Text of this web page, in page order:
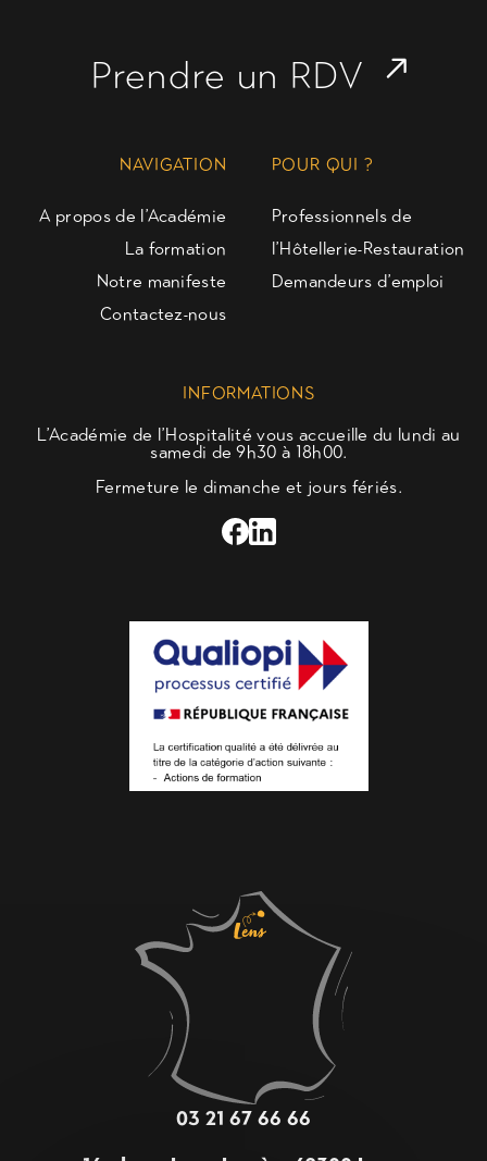
Prendre un RDV
NAVIGATION
A propos de l’Académie
La formation
Notre manifeste
Contactez-nous
POUR QUI ?
Professionnels de
l’Hôtellerie-Restauration
Demandeurs d’emploi
INFORMATIONS
L’Académie de l’Hospitalité vous accueille du lundi au
samedi de 9h30 à 18h00.
Fermeture le dimanche et jours fériés.
03 21 67 66 66